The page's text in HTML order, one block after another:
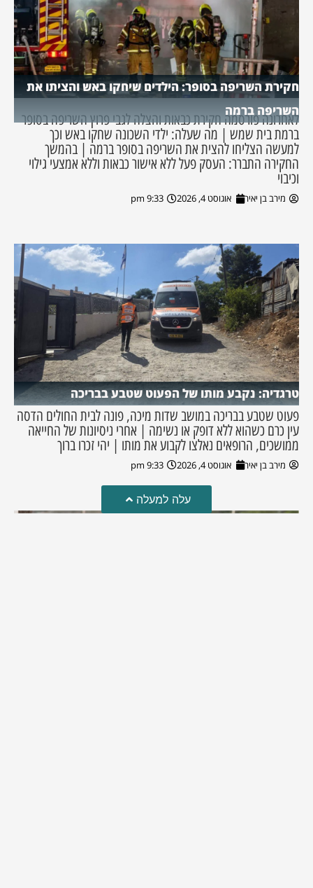
חקירת השריפה בסופר: הילדים שיחקו באש והציתו את
השריפה ברמה
לאחרונה פורסמה חקירת כבאות והצלה לגבי פרוץ השריפה בסופר
ברמת בית שמש | מה שעלה: ילדי השכונה שחקו באש וכך
למעשה הצליחו להצית את השריפה בסופר ברמה | בהמשך
החקירה התברר: העסק פעל ללא אישור כבאות וללא אמצעי גילוי
וכיבוי
מירב בן יאיר אוגוסט 4, 2026 9:33 pm
טרגדיה: נקבע מותו של הפעוט שטבע בבריכה
פעוט שטבע בבריכה במושב שדות מיכה, פונה לבית החולים הדסה
עין כרם כשהוא ללא דופק או נשימה | אחרי ניסיונות של החייאה
ממושכים, הרופאים נאלצו לקבוע את מותו | יהי זכרו ברוך
מירב בן יאיר אוגוסט 4, 2026 9:33 pm
עלה למעלה